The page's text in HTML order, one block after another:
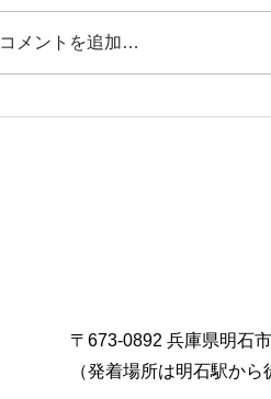
本日タコ便
コメントを追加…
〒673-0892 兵庫県明石
（発着場所は明石駅から